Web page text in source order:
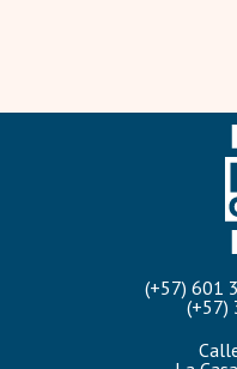
(+57) 601
(+57)